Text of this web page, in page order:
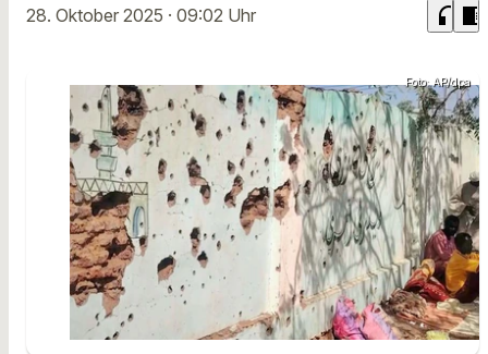
28. Oktober 2025 · 09:02 Uhr headphones chrome_reader_mode
Foto: AP/dpa